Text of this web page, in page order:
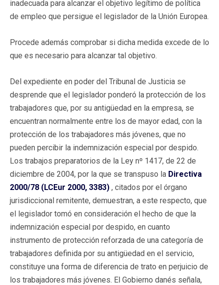
inadecuada para alcanzar el objetivo legítimo de política
de empleo que persigue el legislador de la Unión Europea.
Procede además comprobar si dicha medida excede de lo
que es necesario para alcanzar tal objetivo.
Del expediente en poder del Tribunal de Justicia se
desprende que el legislador ponderó la protección de los
trabajadores que, por su antigüedad en la empresa, se
encuentran normalmente entre los de mayor edad, con la
protección de los trabajadores más jóvenes, que no
pueden percibir la indemnización especial por despido.
Los trabajos preparatorios de la Ley nº 1417, de 22 de
diciembre de 2004, por la que se transpuso la Directiva
2000/78 (LCEur 2000, 3383) , citados por el órgano
jurisdiccional remitente, demuestran, a este respecto, que
el legislador tomó en consideración el hecho de que la
indemnización especial por despido, en cuanto
instrumento de protección reforzada de una categoría de
trabajadores definida por su antigüedad en el servicio,
constituye una forma de diferencia de trato en perjuicio de
los trabajadores más jóvenes. El Gobierno danés señala,